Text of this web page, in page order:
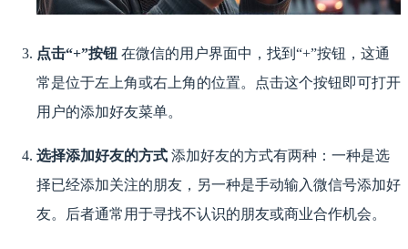
点击“+”按钮 在微信的用户界面中，找到“+”按钮，这通
常是位于左上角或右上角的位置。点击这个按钮即可打开
用户的添加好友菜单。
选择添加好友的方式 添加好友的方式有两种：一种是选
择已经添加关注的朋友，另一种是手动输入微信号添加好
友。后者通常用于寻找不认识的朋友或商业合作机会。